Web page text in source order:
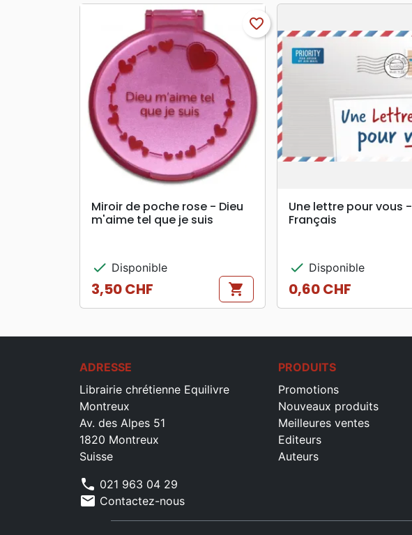
search APERÇU RAPIDE
favorite_border
Miroir de poche rose - Dieu
m'aime tel que je suis
check Disponible
Prix
3,50 CHF shopping_cart
search
Une lettre pour vous -
Français
check Disponible
Prix
0,60 CHF
ADRESSE
Librairie chrétienne Equilivre
Montreux
Av. des Alpes 51
1820 Montreux
Suisse
phone 021 963 04 29
mail Contactez-nous
PRODUITS
Promotions
Nouveaux produits
Meilleures ventes
Editeurs
Auteurs